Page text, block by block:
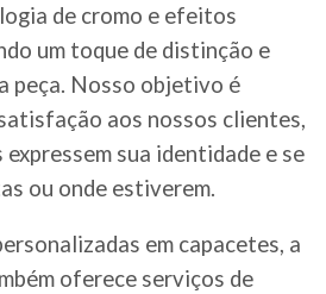
de cromo e efeitos
um toque de distinção e
peça. Nosso objetivo é
aos nossos clientes,
sua identidade e se
ou onde estiverem.
em capacetes, a
oferece serviços de